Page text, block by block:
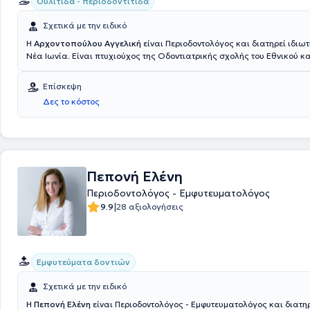
Σχετικά με την ειδικό
Η Αρχοντοπούλου Αγγελική είναι Περιοδοντολόγος και διατηρεί
Νέα Ιωνία. Είναι πτυχιούχος της Οδοντιατρικής σχολής του Εθνικού
στην Οδοντιατρική σχολή του Εθνικού και Καποδιστριακού
3ετή υποτροφία από το Ίδρυμα Κρατικών Υποτροφιών. Επιπλέον, είναι
Συνεργάτης του τμήματος Περιοδοντολογίας του Πανεπιστημίου Αθηνών
συμμετάσχει σε διεθνή συνέδρια, αλλά και σε ελληνικά συνέδρια ως
Επίσκεψη
Δες το κόστος
Πεπονή Ελένη
Περιοδοντολόγος - Εμφυτευματολόγος
9.9|28 αξιολογήσεις
Εμφυτεύματα δοντιών
Σχετικά με την ειδικό
Η Πεπονή Ελένη είναι Περιοδοντολόγος - Εμφυτευματολόγος και